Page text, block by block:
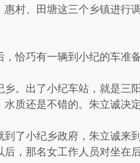
村、田塘这三个乡镇进行
恰巧有一辆到小纪的车准
。出了小纪车站，就是三
质还是不错的。朱立诚决
了小纪乡政府，朱立诚来
，那名女工作人员对坐在